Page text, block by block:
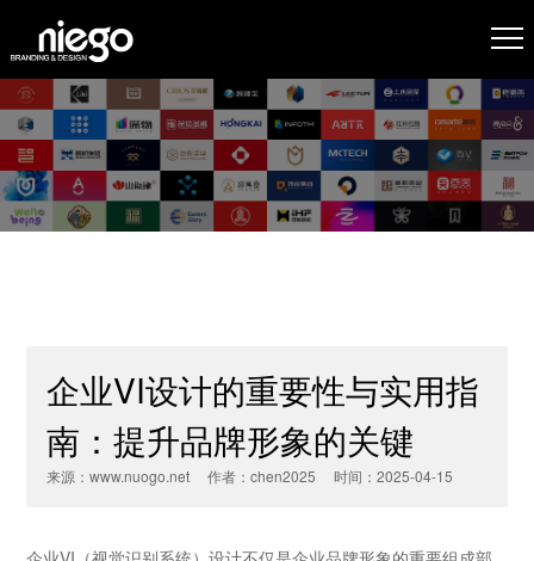
企业VI设计的重要性与实用指
南：提升品牌形象的关键
来源：www.nuogo.net 作者：chen2025 时间：2025-04-15